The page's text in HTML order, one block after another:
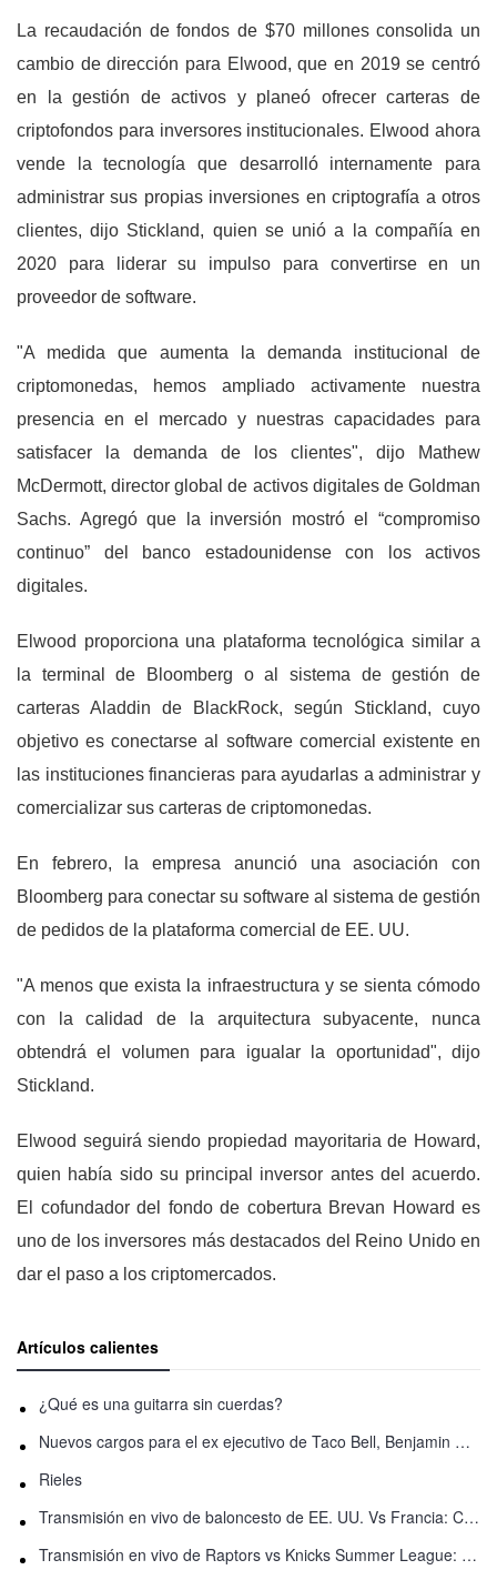
La recaudación de fondos de $70 millones consolida un
cambio de dirección para Elwood, que en 2019 se centró
en la gestión de activos y planeó ofrecer carteras de
criptofondos para inversores institucionales. Elwood ahora
vende la tecnología que desarrolló internamente para
administrar sus propias inversiones en criptografía a otros
clientes, dijo Stickland, quien se unió a la compañía en
2020 para liderar su impulso para convertirse en un
proveedor de software.
"A medida que aumenta la demanda institucional de
criptomonedas, hemos ampliado activamente nuestra
presencia en el mercado y nuestras capacidades para
satisfacer la demanda de los clientes", dijo Mathew
McDermott, director global de activos digitales de Goldman
Sachs. Agregó que la inversión mostró el “compromiso
continuo” del banco estadounidense con los activos
digitales.
Elwood proporciona una plataforma tecnológica similar a
la terminal de Bloomberg o al sistema de gestión de
carteras Aladdin de BlackRock, según Stickland, cuyo
objetivo es conectarse al software comercial existente en
las instituciones financieras para ayudarlas a administrar y
comercializar sus carteras de criptomonedas.
En febrero, la empresa anunció una asociación con
Bloomberg para conectar su software al sistema de gestión
de pedidos de la plataforma comercial de EE. UU.
"A menos que exista la infraestructura y se sienta cómodo
con la calidad de la arquitectura subyacente, nunca
obtendrá el volumen para igualar la oportunidad", dijo
Stickland.
Elwood seguirá siendo propiedad mayoritaria de Howard,
quien había sido su principal inversor antes del acuerdo.
El cofundador del fondo de cobertura Brevan Howard es
uno de los inversores más destacados del Reino Unido en
dar el paso a los criptomercados.
Artículos calientes
¿Qué es una guitarra sin cuerdas?
Nuevos cargos para el ex ejecutivo de Taco Bell, Benjamin Golden, en una pelea con Uber
Rieles
Transmisión en vivo de baloncesto de EE. UU. Vs Francia: Cómo ver en línea
Transmisión en vivo de Raptors vs Knicks Summer League: Cómo ver